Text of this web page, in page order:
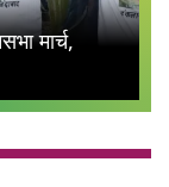
Gandhi
Plans